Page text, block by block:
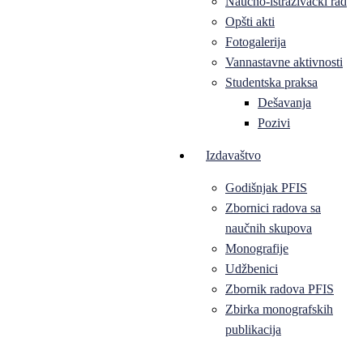
Opšti akti
Fotogalerija
Vannastavne aktivnosti
Studentska praksa
Dešavanja
Pozivi
Izdavaštvo
Godišnjak PFIS
Zbornici radova sa
naučnih skupova
Monografije
Udžbenici
Zbornik radova PFIS
Zbirka monografskih
publikacija